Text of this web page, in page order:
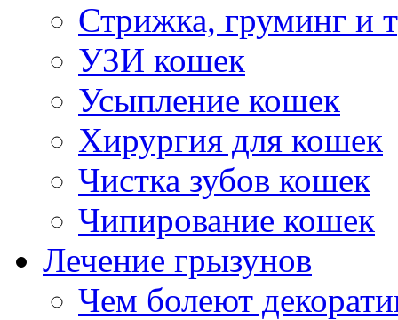
Стрижка, груминг и
УЗИ кошек
Усыпление кошек
Хирургия для кошек
Чистка зубов кошек
Чипирование кошек
Лечение грызунов
Чем болеют